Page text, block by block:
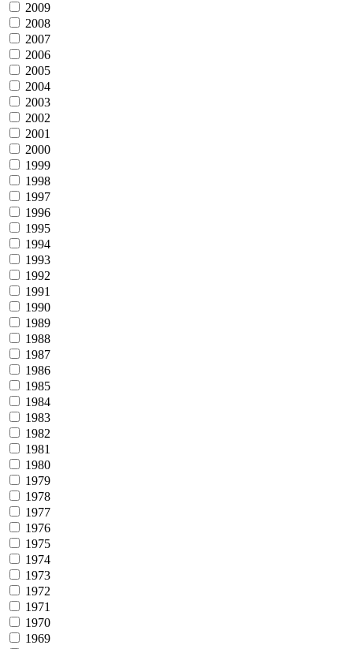
2009
2008
2007
2006
2005
2004
2003
2002
2001
2000
1999
1998
1997
1996
1995
1994
1993
1992
1991
1990
1989
1988
1987
1986
1985
1984
1983
1982
1981
1980
1979
1978
1977
1976
1975
1974
1973
1972
1971
1970
1969